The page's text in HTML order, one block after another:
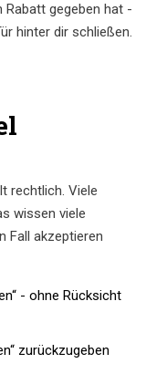
Rabatt gegeben hat -
hinter dir schließen.
rechtlich. Viele
wissen viele
Fall akzeptieren
- ohne Rücksicht
zurückzugeben